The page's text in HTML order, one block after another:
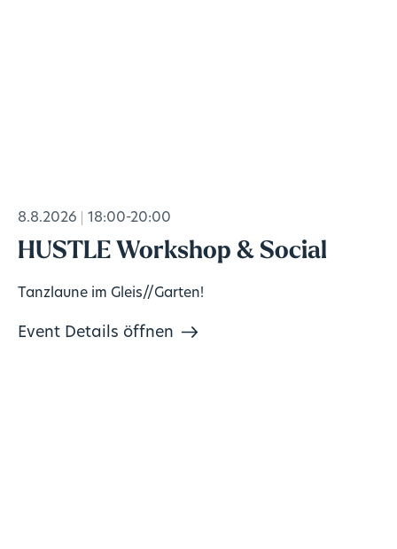
8.8.2026 18:00-20:00
HUSTLE Workshop & Social
Tanzlaune im Gleis//Garten!
Event Details öffnen